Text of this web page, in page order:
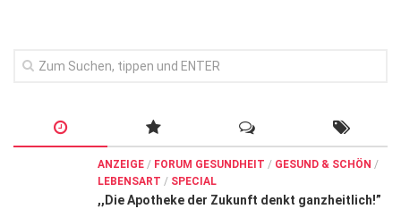
ANZEIGE / FORUM GESUNDHEIT / GESUND & SCHÖN /
LEBENSART / SPECIAL
,,Die Apotheke der Zukunft denkt ganzheitlich!”